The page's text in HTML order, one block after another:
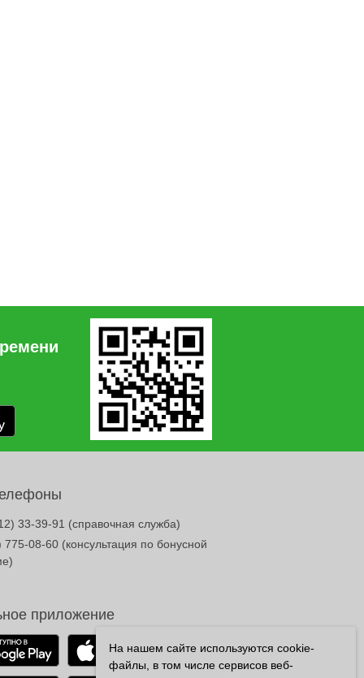
33-39-91 (справочная служба)
08-60 (консультация по бонусной
приложение
На нашем сайте используются cookie-
файлы, в том числе сервисов веб-